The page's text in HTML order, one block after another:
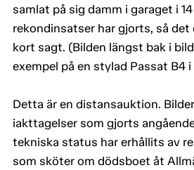
samlat på sig damm i garaget i
rekondinsatser har gjorts, så det
kort sagt. (Bilden längst bak i
exempel på en stylad Passat B4
Detta är en distansauktion.
iakttagelser som gjorts
tekniska status har erhållits av
som sköter om dödsboet åt